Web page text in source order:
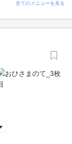
全てのメニューを見る